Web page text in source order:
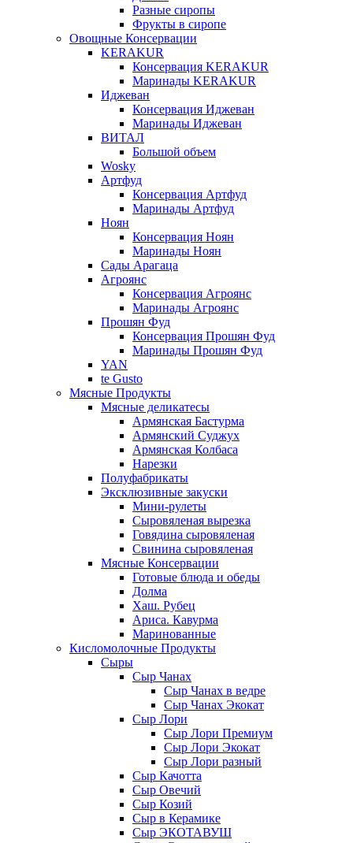
Разные сиропы
Фрукты в сиропе
Овощные Консервации
KERAKUR
Консервация KERAKUR
Маринады KERAKUR
Иджеван
Консервация Иджеван
Маринады Иджеван
ВИТАЛ
Большой объем
Wosky
Артфуд
Консервация Артфуд
Маринады Артфуд
Ноян
Консервация Ноян
Маринады Ноян
Сады Арагаца
Агроянс
Консервация Агроянс
Маринады Агроянс
Прошян Фуд
Консервация Прошян Фуд
Маринады Прошян Фуд
YAN
te Gusto
Мясные Продукты
Мясные деликатесы
Армянская Бастурма
Армянский Суджух
Армянская Колбаса
Нарезки
Полуфабрикаты
Эксклюзивные закуски
Мини-рулеты
Сыровяленая вырезка
Говядина сыровяленая
Свинина сыровяленая
Мясные Консервации
Готовые блюда и обеды
Долма
Хаш. Рубец
Ариса. Кавурма
Маринованные
Кисломолочные Продукты
Сыры
Сыр Чанах
Сыр Чанах в ведре
Сыр Чанах Экокат
Сыр Лори
Сыр Лори Премиум
Сыр Лори Экокат
Сыр Лори разный
Сыр Качотта
Сыр Овечий
Сыр Козий
Сыр в Керамике
Сыр ЭКОТАВУШ